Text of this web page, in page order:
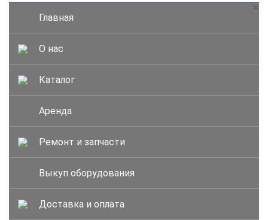
×
Главная
О нас
Каталог
Аренда
Ремонт и запчасти
Выкуп оборудования
Доставка и оплата